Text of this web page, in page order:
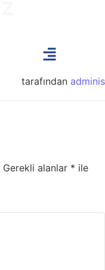
tarafından adminis
Gerekli alanlar * ile